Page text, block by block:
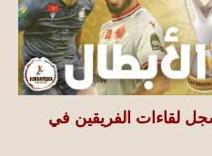
لقاءات الفريقين في